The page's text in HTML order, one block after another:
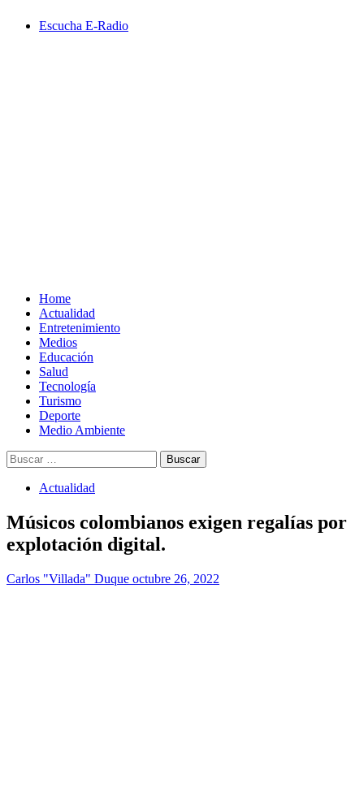
Escucha E-Radio
Home
Actualidad
Entretenimiento
Medios
Educación
Salud
Tecnología
Turismo
Deporte
Medio Ambiente
Buscar:
Actualidad
Músicos colombianos exigen regalías por
explotación digital.
Carlos "Villada" Duque octubre 26, 2022